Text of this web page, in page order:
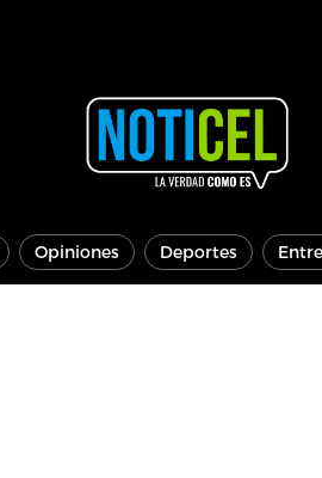
Opiniones Deportes